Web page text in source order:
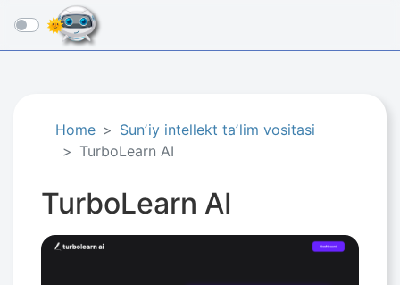
☰
Home
Sunʼiy intellekt taʼlim vositasi
TurboLearn AI
TurboLearn AI